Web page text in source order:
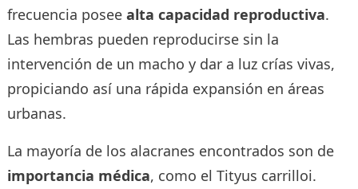
frecuencia posee alta capacidad reproductiva.
Las hembras pueden reproducirse sin la
intervención de un macho y dar a luz crías vivas,
propiciando así una rápida expansión en áreas
urbanas.
La mayoría de los alacranes encontrados son de
importancia médica, como el Tityus carrilloi.